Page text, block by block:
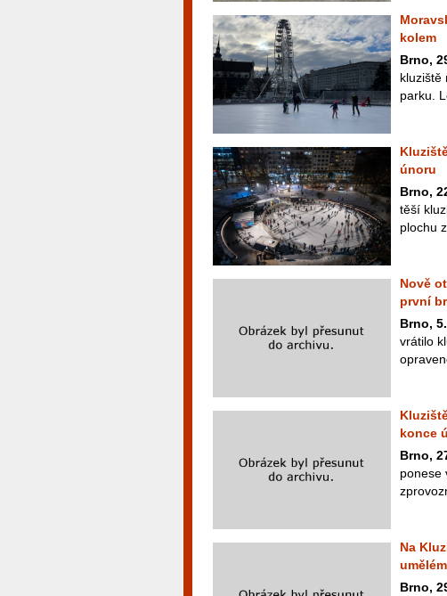
kolem
Brno,
kluziště
parku.
únoru
Brno,
těší
plochu
Nově
první
Brno,
vrátilo
konce
Brno,
ponese
Na
Brno,